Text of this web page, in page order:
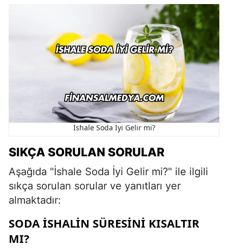
İshale Soda İyi Gelir mi?
SIKÇA SORULAN SORULAR
Aşağıda "İshale Soda İyi Gelir mi?" ile ilgili
sıkça sorulan sorular ve yanıtları yer
almaktadır:
SODA ISHALIN SÜRESINI KISALTIR
MI?